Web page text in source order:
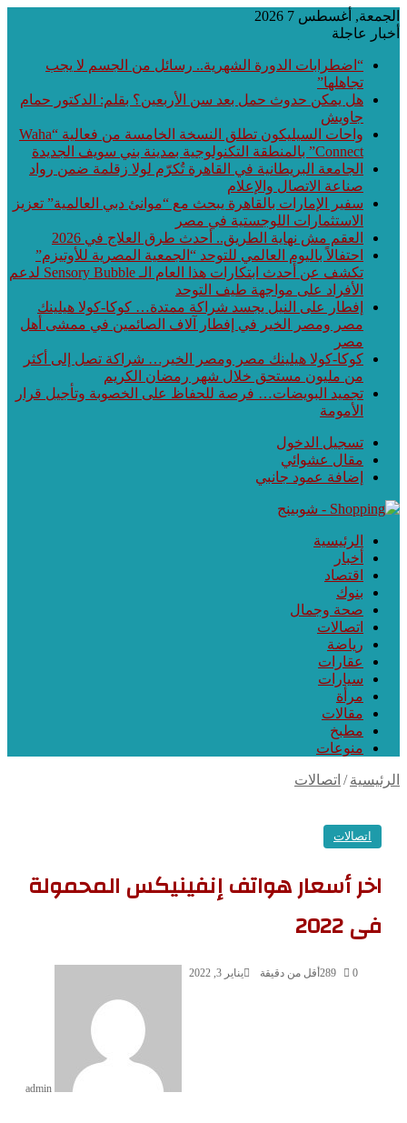
أغسطس 7 2026
عاجلة
“اضطرابات الدورة الشهرية.. رسائل من الجسم لا يجب
تجاهلها”
هل يمكن حدوث حمل بعد سن الأربعين؟ بقلم: الدكتور حمام
جاويش
واحات السيليكون تطلق النسخة الخامسة من فعالية “Waha
Connect” بالمنطقة التكنولوجية بمدينة بني سويف الجديدة
الجامعة البريطانية في القاهرة تُكرّم لولا زقلمة ضمن رواد
صناعة الاتصال والإعلام
سفير الإمارات بالقاهرة يبحث مع “موانئ دبي العالمية” تعزيز
الاستثمارات اللوجستية في مصر
العقم مش نهاية الطريق.. أحدث طرق العلاج في 2026
احتفالاً باليوم العالمي للتوحد “الجمعية المصرية للأوتيزم”
تكشف عن أحدث ابتكارات هذا العام الـ Sensory Bubble لدعم
الأفراد على مواجهة طيف التوحد
إفطار على النيل يجسد شراكة ممتدة… كوكا-كولا هيلينك
مصر ومصر الخير في إفطار آلاف الصائمين في ممشى أهل
مصر
كوكا-كولا هيلينك مصر ومصر الخير… شراكة تصل إلى أكثر
من مليون مستحق خلال شهر رمضان الكريم
تجميد البويضات… فرصة للحفاظ على الخصوبة وتأجيل قرار
الأمومة
تسجيل الدخول
مقال عشوائي
إضافة عمود جانبي
الرئيسية
أخبار
اقتصاد
بنوك
صحة وجمال
اتصالات
رياضة
عقارات
سيارات
مرأة
مقالات
مطبخ
منوعات
/اتصالات
اتصالات
اخر أسعار هواتف إنفينيكس المحمولة
فى 2022
admin
يناير 3, 2022 289 أقل من دقيقة